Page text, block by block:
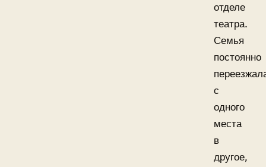
отделе
театра.
Семья
постоянно
с
одного
места
в
другое,